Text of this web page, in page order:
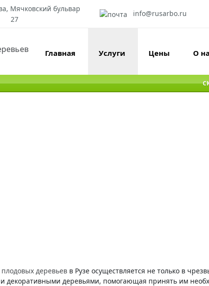
Мячковский бульвар
27
info@rusarbo.ru
Главная Услуги Цены О
плодовых деревьев в Рузе осуществляется не только в
декоративными деревьями, помогающая принять им